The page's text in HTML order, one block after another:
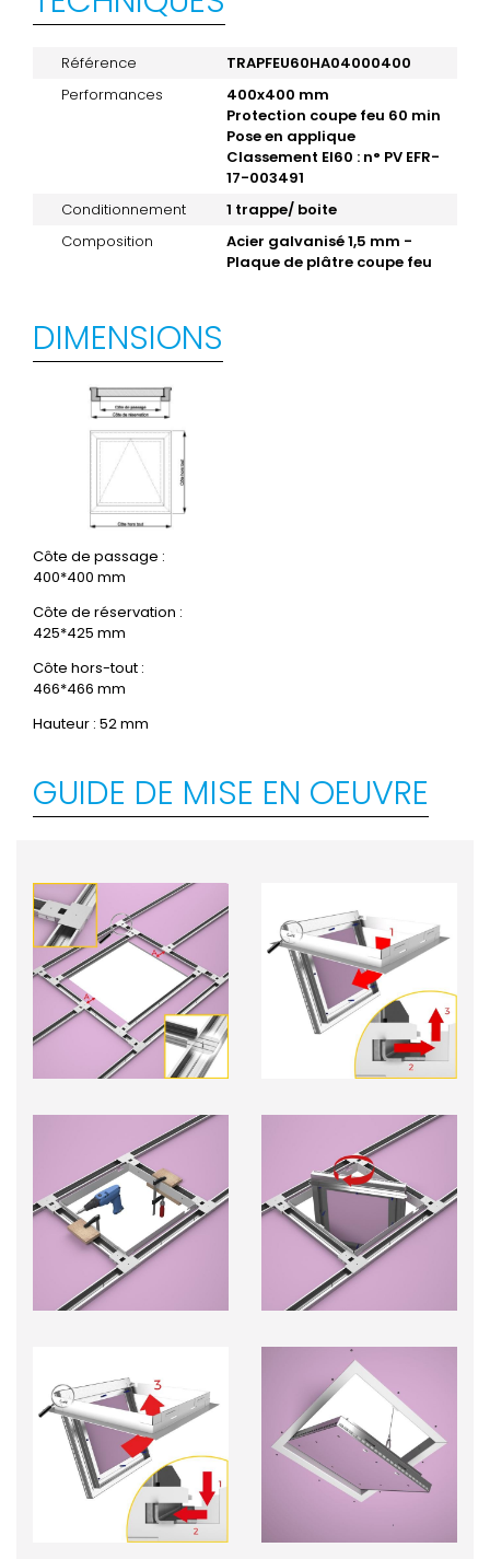
Référence
TRAPFEU60HA04000400
Performances
400x400 mm
Protection coupe feu 60 min
Pose en applique
Classement EI60 : n° PV EFR-
17-003491
Conditionnement
1 trappe/ boite
Composition
Acier galvanisé 1,5 mm -
Plaque de plâtre coupe feu
DIMENSIONS
Côte de passage :
400*400 mm
Côte de réservation :
425*425 mm
Côte hors-tout :
466*466 mm
Hauteur : 52 mm
GUIDE DE MISE EN OEUVRE